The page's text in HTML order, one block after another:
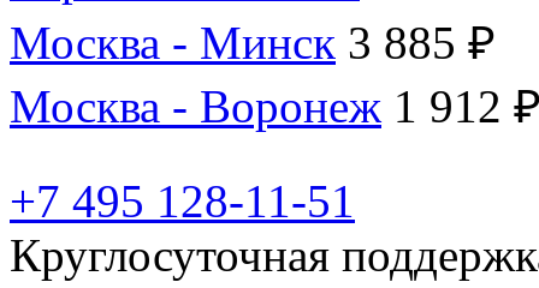
Москва - Минск 3 885 ₽
Москва - Воронеж 1 912
+7 495 128-11-51
Круглосуточная